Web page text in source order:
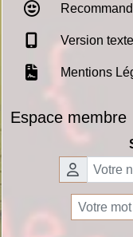
Version texte
Mentions
Espace membre